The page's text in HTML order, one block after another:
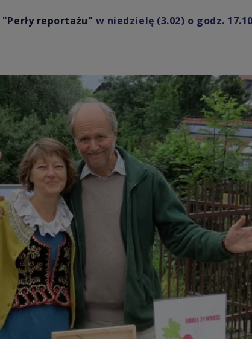
"Perły reportażu" w niedzielę (3.02) o godz.